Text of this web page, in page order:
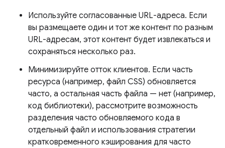
Используйте согласованные URL-адреса. Если
вы размещаете один и тот же контент по разным
URL-адресам, этот контент будет извлекаться и
сохраняться несколько раз.
Минимизируйте отток клиентов. Если часть
ресурса (например, файл CSS) обновляется
часто, а остальная часть файла — нет (например,
код библиотеки), рассмотрите возможность
разделения часто обновляемого кода в
отдельный файл и использования стратегии
кратковременного кэширования для часто